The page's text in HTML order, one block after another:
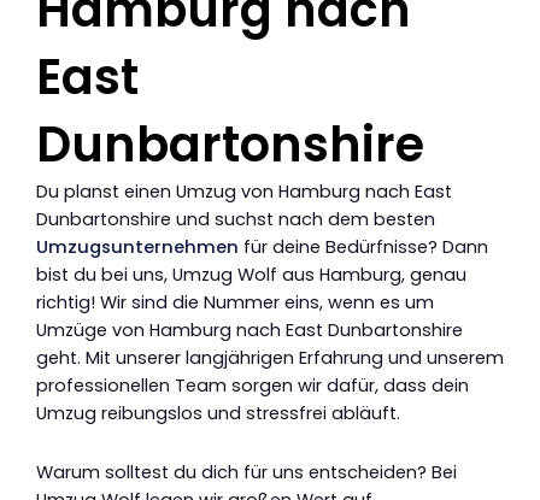
East
Dunbartonshire
Du planst einen Umzug von Hamburg nach East
Dunbartonshire und suchst nach dem besten
Umzugsunternehmen für deine Bedürfnisse? Dann
bist du bei uns, Umzug Wolf aus Hamburg, genau
richtig! Wir sind die Nummer eins, wenn es um
Umzüge von Hamburg nach East Dunbartonshire
geht. Mit unserer langjährigen Erfahrung und unserem
professionellen Team sorgen wir dafür, dass dein
Umzug reibungslos und stressfrei abläuft.
Warum solltest du dich für uns entscheiden? Bei